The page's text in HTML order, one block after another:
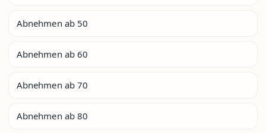
Abnehmen ab 50
Abnehmen ab 60
Abnehmen ab 70
Abnehmen ab 80